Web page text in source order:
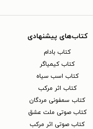
کتاب‌های پیشنهادی
کتاب بادام
کتاب کیمیاگر
کتاب اسب سیاه
کتاب اثر مرکب
کتاب سمفونی مردگان
کتاب صوتی ملت عشق
کتاب صوتی اثر مرکب